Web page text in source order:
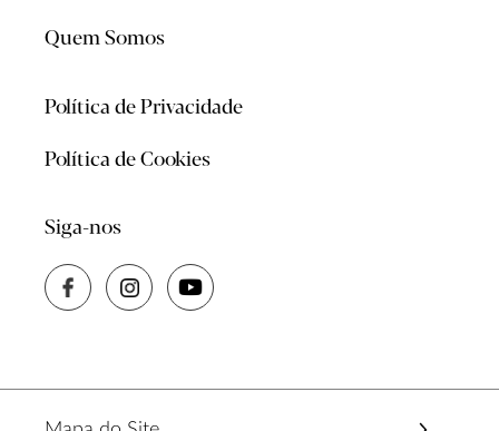
Quem Somos
Política de Privacidade
Política de Cookies
Siga-nos